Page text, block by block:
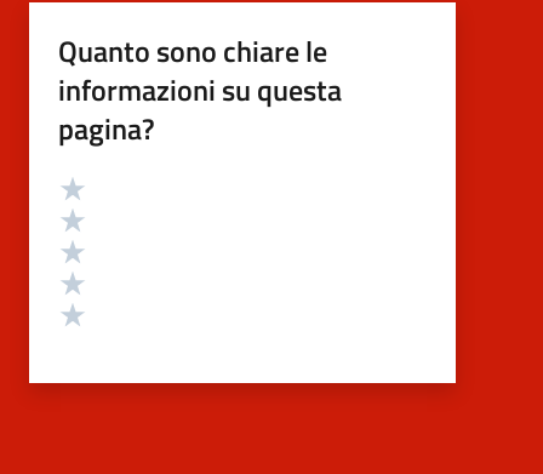
Quanto sono chiare le
informazioni su questa
pagina?
Valutazione